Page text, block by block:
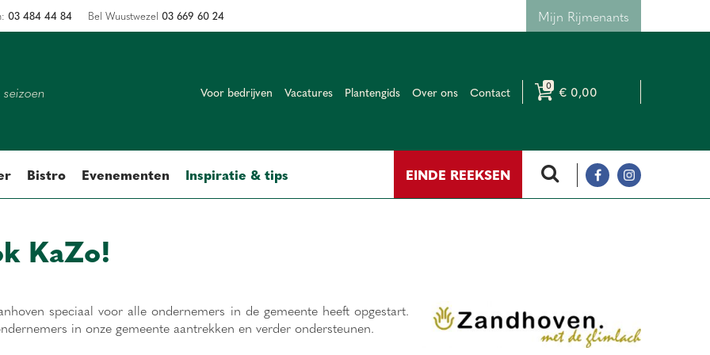
Mijn Rijmenants
Voor bedrijven Vacatures Plantengids Over ons Contact € 0,00
EINDE REEKSEN
Bistro Evenementen Inspiratie & tips
03 484 44 84 Bel Wuustwezel 03 669 60 24
KaZo!
speciaal voor alle ondernemers in de gemeente heeft opgestart.
in onze gemeente aantrekken en verder ondersteunen.